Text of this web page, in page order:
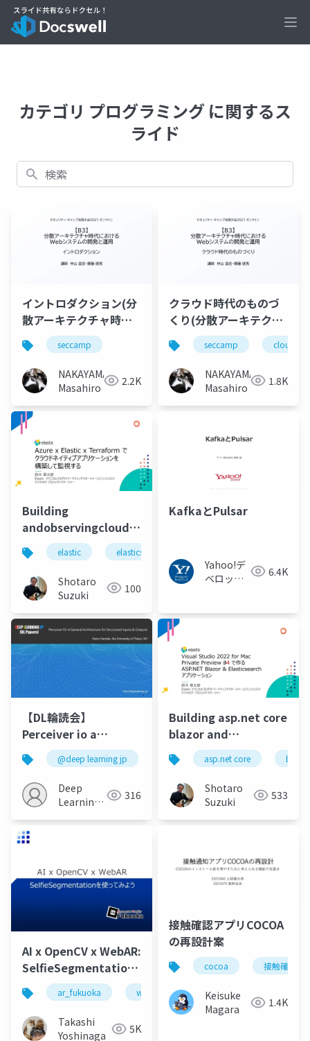
カテゴリ プログラミング に関するス
ライド
検索
イントロダクション(分
散アーキテクチャ時代
におけるWebシステム
の開発と運用)
#seccamp
seccamp
NAKAYAMA
Masahiro
2.2K
クラウド時代のものづ
くり(分散アーキテクチ
ャ時代におけるWebシ
ステムの開発と運用)
#seccamp
seccamp
NAKAYAMA
Masahiro
1.8K
Building
andobservingcloudnativeappliactionusingazure
elastic-terraform
elastic elasticsearch
Shotaro
Suzuki
100
KafkaとPulsar
Yahoo!デ
ベロッパ
6.4K
【DL輪読会】
Perceiver io a
general architecture
for structured inputs
&amp; outputs
@deep learning jp
Deep
Learning
316
Building asp.net core
blazor and
elasticsearch
elasticsearch using
visual studio 2022 for
mac private preview
4
asp.net core
Shotaro
Suzuki
533
AI x OpenCV x WebAR:
SelfieSegmentation
を使ってみよう
ar_fukuoka webar webxr
Takashi
Yoshinaga
5K
接触確認アプリCOCOA
の再設計案
cocoa 接触確認ア
Keisuke
Magara
1.4K